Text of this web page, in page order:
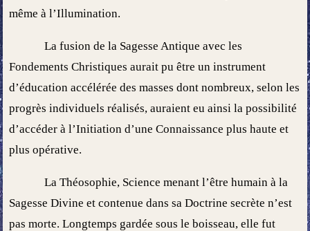
même à l’Illumination.
La fusion de la Sagesse Antique avec les
Fondements Christiques aurait pu être un instrument
d’éducation accélérée des masses dont nombreux, selon les
progrès individuels réalisés, auraient eu ainsi la possibilité
d’accéder à l’Initiation d’une Connaissance plus haute et
plus opérative.
La Théosophie, Science menant l’être humain à la
Sagesse Divine et contenue dans sa Doctrine secrète n’est
pas morte. Longtemps gardée sous le boisseau, elle fut